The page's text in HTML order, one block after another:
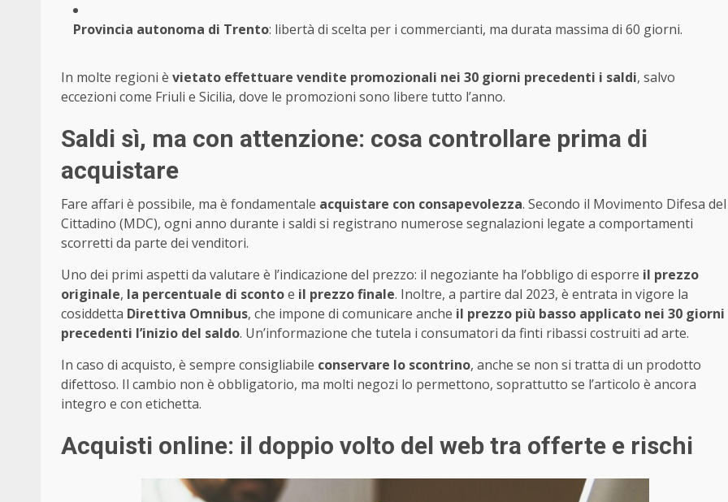
Provincia autonoma di Trento: libertà di scelta per i commercianti, ma durata massima di 60 giorni.
In molte regioni è vietato effettuare vendite promozionali nei 30 giorni precedenti i saldi, salvo
eccezioni come Friuli e Sicilia, dove le promozioni sono libere tutto l’anno.
Saldi sì, ma con attenzione: cosa controllare prima di
acquistare
Fare affari è possibile, ma è fondamentale acquistare con consapevolezza. Secondo il Movimento Difesa del
Cittadino (MDC), ogni anno durante i saldi si registrano numerose segnalazioni legate a comportamenti
scorretti da parte dei venditori.
Uno dei primi aspetti da valutare è l’indicazione del prezzo: il negoziante ha l’obbligo di esporre il prezzo
originale, la percentuale di scontoe il prezzo finale. Inoltre, a partire dal 2023, è entrata in vigore la
cosiddetta Direttiva Omnibus, che impone di comunicare anche il prezzo più basso applicato nei 30 giorni
precedenti l’inizio del saldo. Un’informazione che tutela i consumatori da finti ribassi costruiti ad arte.
In caso di acquisto, è sempre consigliabile conservare lo scontrino, anche se non si tratta di un prodotto
difettoso. Il cambio non è obbligatorio, ma molti negozi lo permettono, soprattutto se l’articolo è ancora
integro e con etichetta.
Acquisti online: il doppio volto del web tra offerte e rischi